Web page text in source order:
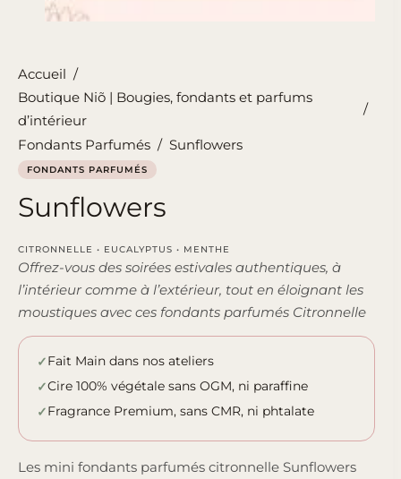
Accueil /
Boutique Niõ | Bougies, fondants et parfums
d’intérieur
/
Fondants Parfumés / Sunflowers
FONDANTS PARFUMÉS
Sunflowers
CITRONNELLE • EUCALYPTUS • MENTHE
Offrez-vous des soirées estivales authentiques, à
l’intérieur comme à l’extérieur, tout en éloignant les
moustiques avec ces fondants parfumés Citronnelle
Fait Main dans nos ateliers
Cire 100% végétale sans OGM, ni paraffine
Fragrance Premium, sans CMR, ni phtalate
Les mini fondants parfumés citronnelle Sunflowers